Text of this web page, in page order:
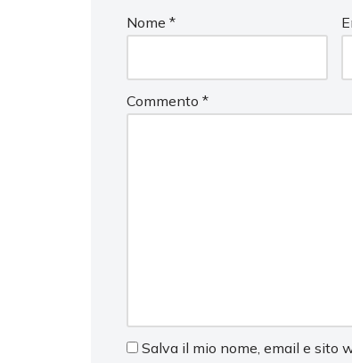
Nome *
Commento *
Salva il mio nome, email e sito